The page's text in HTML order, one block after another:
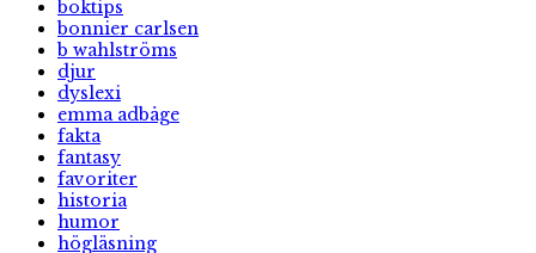
boktips
bonnier carlsen
b wahlströms
djur
dyslexi
emma adbåge
fakta
fantasy
favoriter
historia
humor
högläsning